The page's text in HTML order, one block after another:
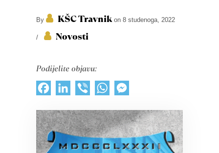
By KŠC Travnikon 8 studenoga, 2022
/ Novosti
Podijelite objavu:
FacebookLinkedInViber WhatsApp